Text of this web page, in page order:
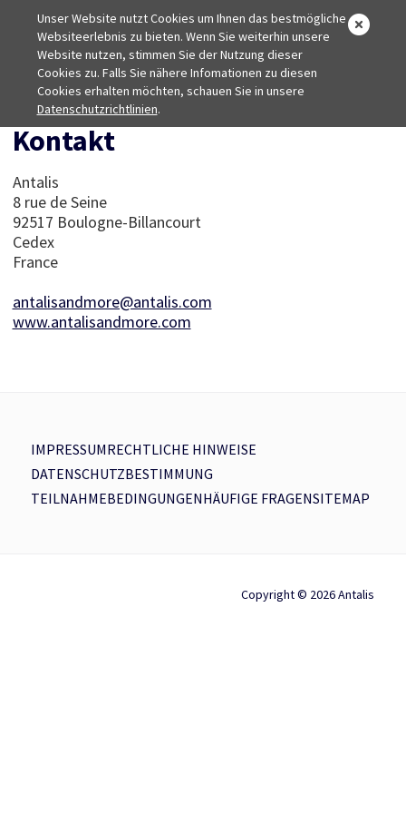
Unser Website nutzt Cookies um Ihnen das bestmögliche
Websiteerlebnis zu bieten. Wenn Sie weiterhin unsere
Website nutzen, stimmen Sie der Nutzung dieser
Cookies zu. Falls Sie nähere Infomationen zu diesen
Cookies erhalten möchten, schauen Sie in unsere
Datenschutzrichtlinien.
Home Impressum
Kontakt
Antalis
8 rue de Seine
92517 Boulogne-Billancourt
Cedex
France
antalisandmore@antalis.com
www.antalisandmore.com
IMPRESSUMRECHTLICHE HINWEISE
DATENSCHUTZBESTIMMUNG
TEILNAHMEBEDINGUNGENHÄUFIGE FRAGENSITEMAP
Copyright © 2026 Antalis